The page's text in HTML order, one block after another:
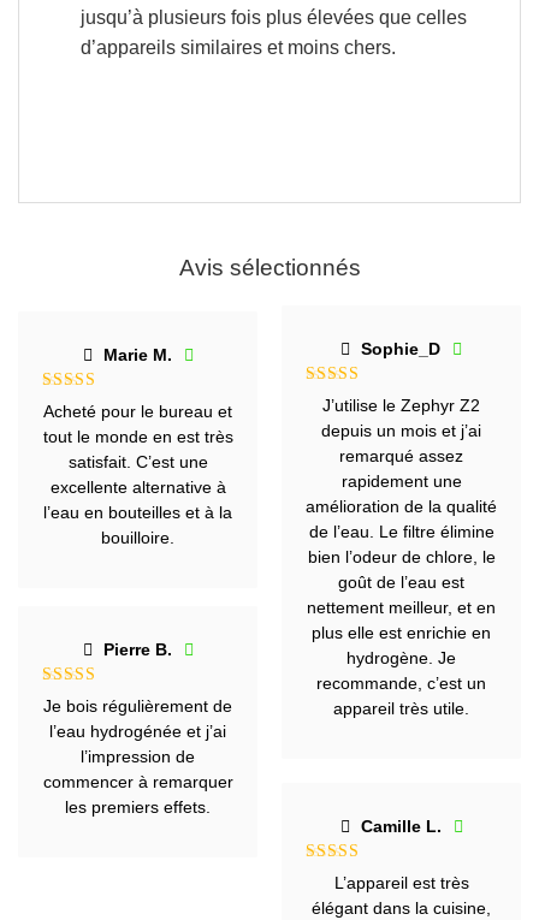
jusqu’à plusieurs fois plus élevées que celles
d’appareils similaires et moins chers.
Avis sélectionnés
Marie M.
Note5 sur
5
Acheté pour le bureau et
tout le monde en est très
satisfait. C’est une
excellente alternative à
l’eau en bouteilles et à la
bouilloire.
Pierre B.
Note5sur
5
Je bois régulièrement de
l’eau hydrogénée et j’ai
l’impression de
commencer à remarquer
les premiers effets.
Sophie_D
Note5sur
J’utilise le Zephyr Z2
depuis un mois et j’ai
remarqué assez
rapidement une
amélioration de la qualité
de l’eau. Le filtre élimine
bien l’odeur de chlore, le
goût de l’eau est
nettement meilleur, et en
plus elle est enrichie en
hydrogène. Je
recommande, c’est un
appareil très utile.
Camille L.
Note5sur
L’appareil est très
élégant dans la cuisine,